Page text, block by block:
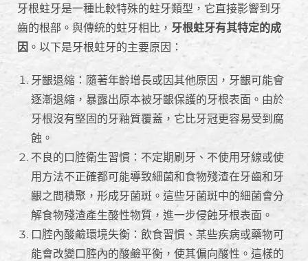
牙根蛀牙是一種比較特殊的蛀牙類型，它直接影響到牙
齒的根部。與傳統的蛀牙相比， 牙根蛀牙有其特定的成
因 。以下是牙根蛀牙的主要原因：
牙齦退縮：隨著年齡增長或因其他原因，牙齦可能會
逐漸退縮，暴露出原本被牙齦保護的牙根表面。由於
牙根沒有堅固的牙釉質覆蓋，它比牙冠更容易受到腐
蝕。
不良的口腔衛生習慣：不定期刷牙、不使用牙線或使
用方法不正確都可能導致細菌和食物殘渣在牙齒和牙
齦之間積聚，形成牙菌斑。這些牙菌斑中的細菌會分
解食物殘渣產生酸性物質，進一步侵蝕牙根表面。
口腔內酸鹼環境失衡：飲食習慣、某些疾病或藥物可
能會改變口腔內的酸鹼平衡，使其偏向酸性。這樣的